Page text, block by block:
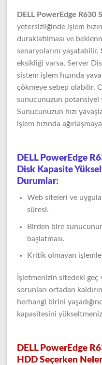
DELL PowerEdge R630
yetersizliğinde işlem
duraklatılması ve
senaryolarını yaşatabilir.
eksikliği varsa, Server
sistem işlem hızında
çökmeye sebep olabilir.
sunucunuzun potansiyel
Sunucunuzun hızı
işlem hızında
DELL PowerEdge
Disk Kapasite
Durumlar:
Web siteleri ve
süresi.
Birden bire
başlatması.
Kritik olmayan
İşletmenizin sitedeki geç
sorunları ortadan
herhangi birini
kapasitesini
DELL PowerEdge
HDD Seçerken